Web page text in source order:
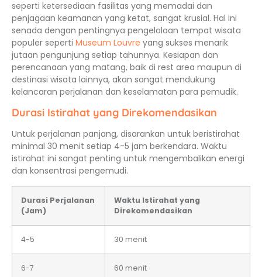
seperti ketersediaan fasilitas yang memadai dan
penjagaan keamanan yang ketat, sangat krusial. Hal ini
senada dengan pentingnya pengelolaan tempat wisata
populer seperti Museum Louvre yang sukses menarik
jutaan pengunjung setiap tahunnya. Kesiapan dan
perencanaan yang matang, baik di rest area maupun di
destinasi wisata lainnya, akan sangat mendukung
kelancaran perjalanan dan keselamatan para pemudik.
Durasi Istirahat yang Direkomendasikan
Untuk perjalanan panjang, disarankan untuk beristirahat
minimal 30 menit setiap 4-5 jam berkendara. Waktu
istirahat ini sangat penting untuk mengembalikan energi
dan konsentrasi pengemudi.
Durasi Perjalanan
(Jam)
Waktu Istirahat yang
Direkomendasikan
4-5 30 menit
6-7 60 menit